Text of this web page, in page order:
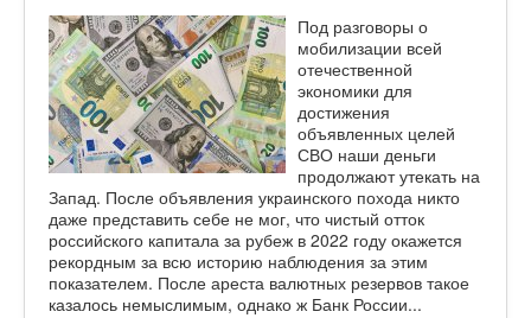
Под разговоры о
мобилизации всей
отечественной
экономики для
достижения
объявленных целей
СВО наши деньги
продолжают утекать на
Запад. После объявления украинского похода никто
даже представить себе не мог, что чистый отток
российского капитала за рубеж в 2022 году окажется
рекордным за всю историю наблюдения за этим
показателем. После ареста валютных резервов такое
казалось немыслимым, однако ж Банк России...